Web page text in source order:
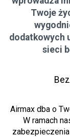
Twoje
dodatkowych
sieci
Airmax dba o
W ramach